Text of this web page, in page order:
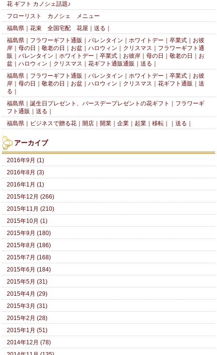
花 ギフト カノシェ話題♪
フローリスト カノシェ メニュー
福島県｜花束 全国宅配 花屋｜送る｜
福島県｜フラワーギフト通販｜バレンタイン｜ホワイトデー｜卒業式｜お彼
岸｜母の日｜敬老の日｜お盆｜ハロウィン｜クリスマス｜フラワーギフト通
販｜バレンタイン｜ホワイトデー｜卒業式｜お彼岸｜母の日｜敬老の日｜お
盆｜ハロウィン｜クリスマス｜花ギフト通販通販｜送る｜
福島県｜フラワーギフト通販｜バレンタイン｜ホワイトデー｜卒業式｜お彼
岸｜母の日｜敬老の日｜お盆｜ハロウィン｜クリスマス｜花ギフト通販｜送
る｜
福島県｜誕生日プレゼント、バースデープレゼントの花ギフト｜フラワーギ
フト通販｜送る｜
福島県｜ビジネスで贈る花｜開店｜開業｜企業｜起業｜移転｜｜送る｜
アーカイブ
2016年9月 (1)
2016年8月 (3)
2016年1月 (1)
2015年12月 (266)
2015年11月 (210)
2015年10月 (1)
2015年9月 (180)
2015年8月 (186)
2015年7月 (168)
2015年6月 (184)
2015年5月 (31)
2015年4月 (29)
2015年3月 (31)
2015年2月 (28)
2015年1月 (51)
2014年12月 (78)